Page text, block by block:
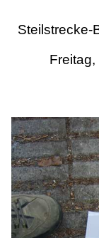
Literatur
Termine
Steilstrecke-